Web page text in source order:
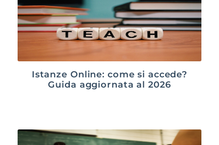
Istanze Online: come si accede?
Guida aggiornata al 2026